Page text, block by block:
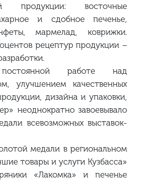
продукции: восточные
и сдобное печенье,
мармелад, коврижки.
рецептур продукции –
работе над
улучшением качественных
дизайна и упаковки,
неоднократно завоевывало
всевозможных выставок-
медали в региональном
товары и услуги Кузбасса»
«Лакомка» и печенье